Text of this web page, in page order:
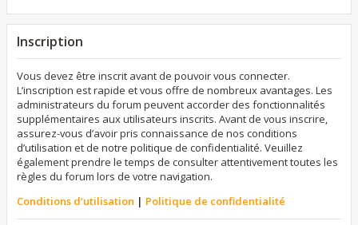
Inscription
Vous devez être inscrit avant de pouvoir vous connecter.
L’inscription est rapide et vous offre de nombreux avantages. Les
administrateurs du forum peuvent accorder des fonctionnalités
supplémentaires aux utilisateurs inscrits. Avant de vous inscrire,
assurez-vous d’avoir pris connaissance de nos conditions
d’utilisation et de notre politique de confidentialité. Veuillez
également prendre le temps de consulter attentivement toutes les
règles du forum lors de votre navigation.
Conditions d’utilisation | Politique de confidentialité